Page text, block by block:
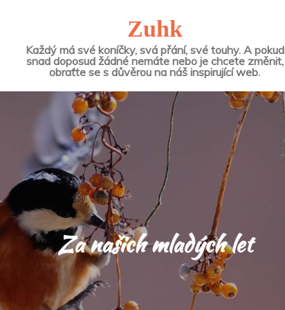
Zuhk
Každý má své koníčky, svá přání, své touhy. A pokud
snad doposud žádné nemáte nebo je chcete změnit,
obraťte se s důvěrou na náš inspirující web.
Za našich mladých let